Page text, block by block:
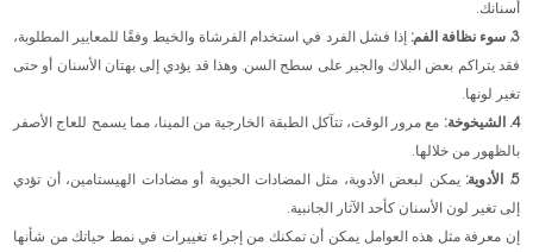
أسنانك.
3. سوء نظافة الفم:
إذا فشل الفرد في استخدام الفرشاة والخيط وفقًا للمعايير المطلوبة،
فقد يتراكم بعض البلاك والجير على سطح السن. وهذا قد يؤدي إلى بهتان الأسنان أو حتى
تغير لونها.
4. الشيخوخة:
مع مرور الوقت، تتآكل الطبقة الخارجية من المينا، مما يسمح للعاج الأصفر
بالظهور من خلالها.
5. الأدوية:
يمكن لبعض الأدوية، مثل المضادات الحيوية أو مضادات الهيستامين، أن تؤدي
إلى تغير لون الأسنان كأحد الآثار الجانبية.
إن معرفة مثل هذه العوامل يمكن أن تمكنك من إجراء تغييرات في نمط حياتك من شأنها